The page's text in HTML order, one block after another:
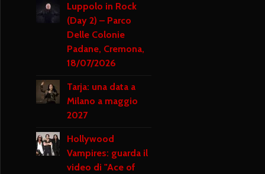
Luppolo in Rock
(Day 2) – Parco
Delle Colonie
Padane, Cremona,
18/07/2026
Tarja: una data a
Milano a maggio
2027
Hollywood
Vampires: guarda il
video di "Ace of